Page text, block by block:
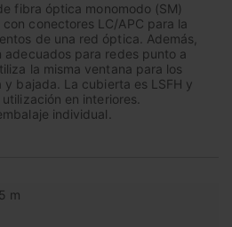
fibra óptica monomodo (SM)
conectores LC/APC para la
de una red óptica. Además,
adecuados para redes punto a
la misma ventana para los
bajada. La cubierta es LSFH y
en interiores.
individual.
m